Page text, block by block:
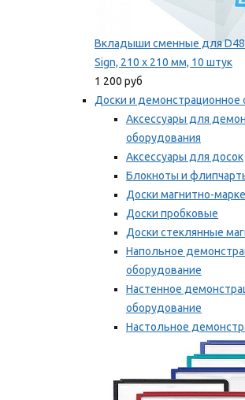
Вкладыши сменные для
Sign, 210 x 210 мм, 10 штук
1 200 руб
Доски и демонстрационное
Аксессуары для
оборудования
Аксессуары для досок
Блокноты и
Доски магнитно-
Доски пробковые
Доски стеклянные
Напольное
оборудование
Настенное
оборудование
Настольное
оборудование
Мы рекомендуем